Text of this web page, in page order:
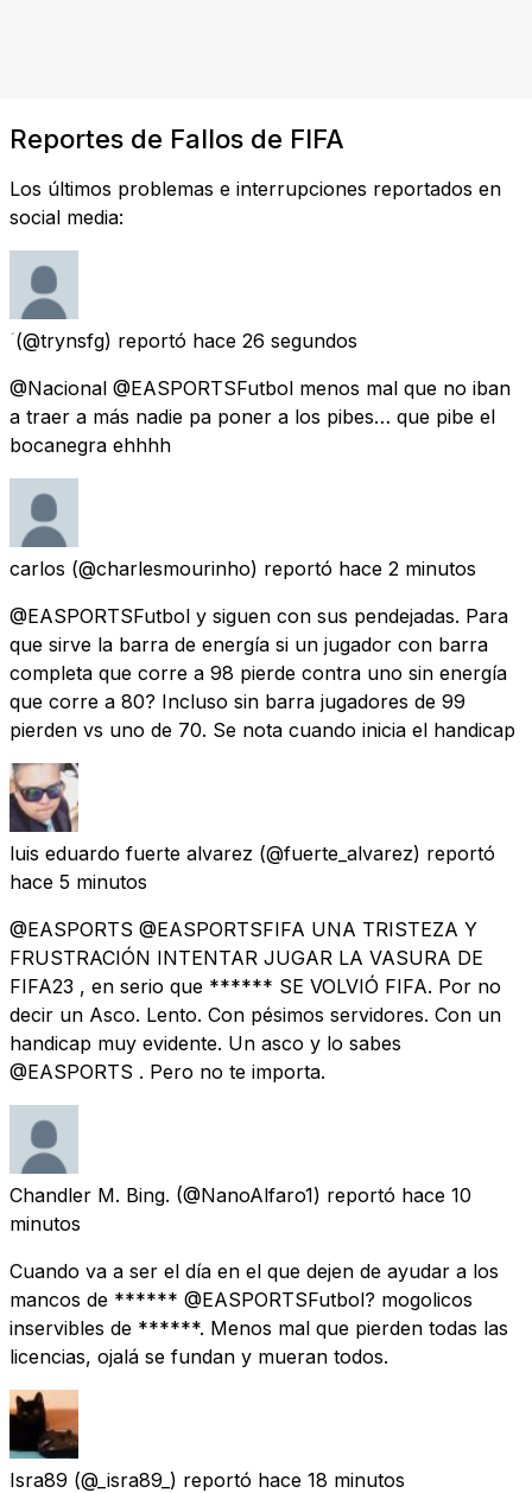
Reportes de Fallos de FIFA
Los últimos problemas e interrupciones reportados en
social media:
(@trynsfg) reportó hace 26 segundos
@Nacional @EASPORTSFutbol menos mal que no iban
a traer a más nadie pa poner a los pibes… que pibe el
bocanegra ehhhh
carlos (@charlesmourinho) reportó hace 2 minutos
@EASPORTSFutbol y siguen con sus pendejadas. Para
que sirve la barra de energía si un jugador con barra
completa que corre a 98 pierde contra uno sin energía
que corre a 80? Incluso sin barra jugadores de 99
pierden vs uno de 70. Se nota cuando inicia el handicap
luis eduardo fuerte alvarez (@fuerte_alvarez) reportó
hace 5 minutos
@EASPORTS @EASPORTSFIFA UNA TRISTEZA Y
FRUSTRACIÓN INTENTAR JUGAR LA VASURA DE
FIFA23 , en serio que ****** SE VOLVIÓ FIFA. Por no
decir un Asco. Lento. Con pésimos servidores. Con un
handicap muy evidente. Un asco y lo sabes
@EASPORTS . Pero no te importa.
Chandler M. Bing. (@NanoAlfaro1) reportó hace 10
minutos
Cuando va a ser el día en el que dejen de ayudar a los
mancos de ****** @EASPORTSFutbol? mogolicos
inservibles de ******. Menos mal que pierden todas las
licencias, ojalá se fundan y mueran todos.
Isra89 (@_isra89_) reportó hace 18 minutos